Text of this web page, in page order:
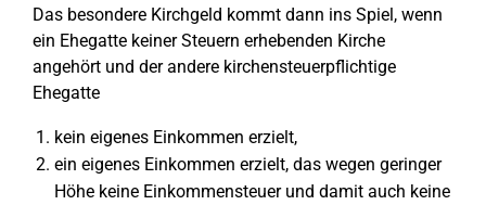
Das besondere Kirchgeld kommt dann ins Spiel, wenn
ein Ehegatte keiner Steuern erhebenden Kirche
angehört und der andere kirchensteuerpflichtige
Ehegatte
kein eigenes Einkommen erzielt,
ein eigenes Einkommen erzielt, das wegen geringer
Höhe keine Einkommensteuer und damit auch keine